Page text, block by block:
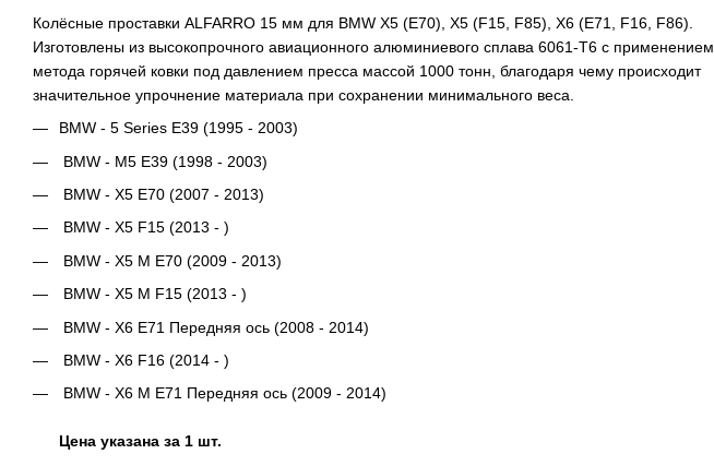
Колёсные проставки ALFARRO 15 мм для BMW X5 (E70), X5 (F15, F85), X6 (E71, F16, F86).
Изготовлены из высокопрочного авиационного алюминиевого сплава 6061-Т6 с применением
метода горячей ковки под давлением пресса массой 1000 тонн, благодаря чему происходит
значительное упрочнение материала при сохранении минимального веса.
BMW - 5 Series E39 (1995 - 2003)
BMW - M5 E39 (1998 - 2003)
BMW - X5 E70 (2007 - 2013)
BMW - X5 F15 (2013 - )
BMW - X5 M E70 (2009 - 2013)
BMW - X5 M F15 (2013 - )
BMW - X6 E71 Передняя ось (2008 - 2014)
BMW - X6 F16 (2014 - )
BMW - X6 M E71 Передняя ось (2009 - 2014)
Цена указана за 1 шт.